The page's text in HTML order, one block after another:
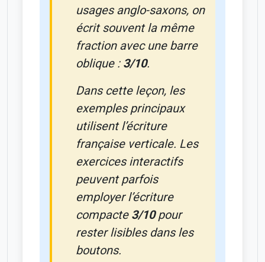
usages anglo-saxons, on
écrit souvent la même
fraction avec une barre
oblique : 3/10.
Dans cette leçon, les
exemples principaux
utilisent l’écriture
française verticale. Les
exercices interactifs
peuvent parfois
employer l’écriture
compacte 3/10pour
rester lisibles dans les
boutons.